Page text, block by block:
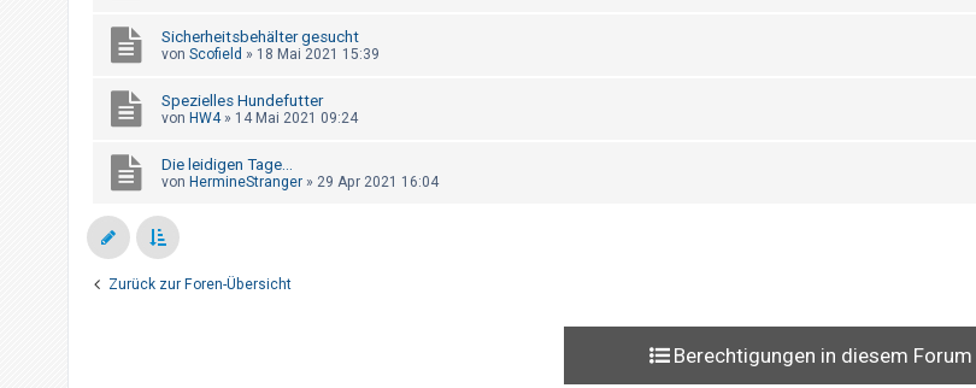
Sicherheitsbehälter gesucht
von Scofield » 18 Mai 2021 15:39
Spezielles Hundefutter
von HW4» 14 Mai 2021 09:24
Die leidigen Tage...
von HermineStranger » 29 Apr 2021 16:04
Zurück zur Foren-Übersicht
Berechtigungen in diesem Forum